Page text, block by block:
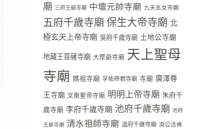
廟 三府王爺寺廟 中壇元帥寺廟 九天玄女寺廟
五府千歲寺廟 保生大帝寺廟 北
極玄天上帝寺廟 吳府千歲寺廟 土地公寺廟
地藏王菩薩寺廟 大眾爺寺廟 天上聖母
寺廟 媽祖寺廟 孚佑帝君寺廟 寺廟 廣澤尊
王寺廟 文衡聖帝寺廟 明明上帝寺廟 朱府千
歲寺廟 李府千歲寺廟 池府千歲寺廟 池府
王爺寺廟 清水祖師寺廟 溫府千歲寺廟 濟公活佛